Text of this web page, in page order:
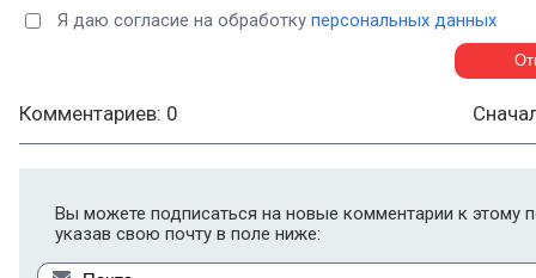
Я даю согласие на обработку персональных данных
Комментариев: 0
Вы можете подписаться на новые комментарии к этому
указав свою почту в поле ниже: